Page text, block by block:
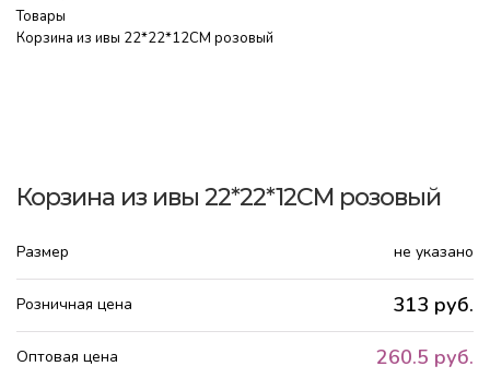
Товары
Корзина из ивы 22*22*12CM розовый
Корзина из ивы 22*22*12CM розовый
Размер не указано
Розничная цена 313 руб.
Оптовая цена 260.5 руб.